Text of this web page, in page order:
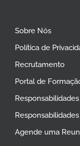
Sobre Nós
Política de
Recrutamento
Portal de
Agende uma